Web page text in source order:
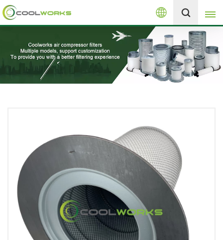
العربية
English
español
русский
Melayu
+8613525046291